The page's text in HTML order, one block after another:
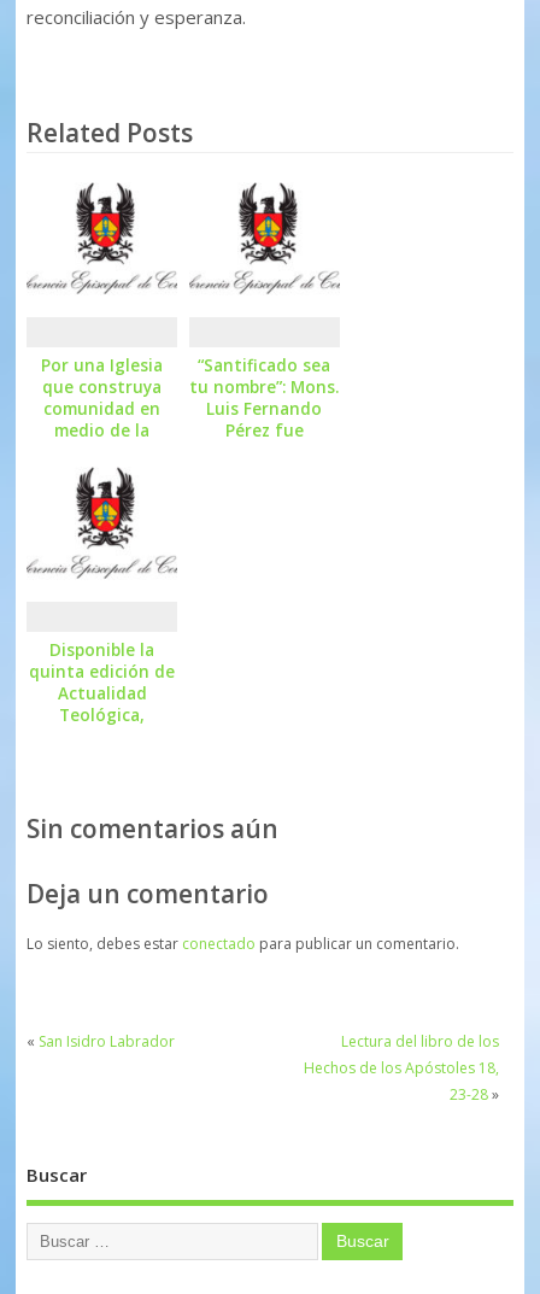
reconciliación y esperanza.
Related Posts
Por una Iglesia
que construya
comunidad en
medio de la
intención de
oración del Papa
León XIV para
agosto
“Santificado sea
tu nombre”: Mons.
Luis Fernando
Pérez fue
Disponible la
quinta edición de
Actualidad
Teológica,
Colombia
Sin comentarios aún
Deja un comentario
Lo siento, debes estar conectado para publicar un comentario.
« San Isidro Labrador
Lectura del libro de los
Hechos de los Apóstoles 18,
23-28»
Buscar